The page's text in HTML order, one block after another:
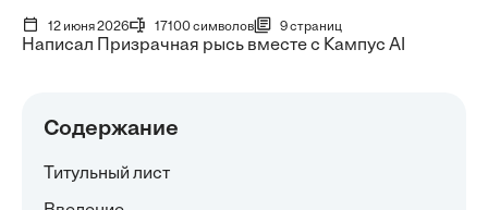
12 июня 2026 17100 символов 9 страниц
Написал Призрачная рысь вместе с Кампус AI
Содержание
Титульный лист